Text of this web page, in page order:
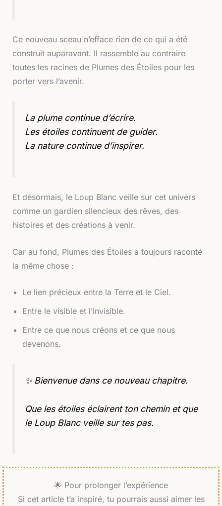
Ce nouveau sceau n’efface rien de ce qui a été
construit auparavant. Il rassemble au contraire
toutes les racines de Plumes des Étoiles pour les
porter vers l’avenir.
La plume continue d’écrire.
Les étoiles continuent de guider.
La nature continue d’inspirer.
Et désormais, le Loup Blanc veille sur cet univers
comme un gardien silencieux des rêves, des
histoires et des créations à venir.
Car au fond, Plumes des Étoiles a toujours raconté
la même chose :
Le lien précieux entre la Terre et le Ciel.
Entre le visible et l’invisible.
Entre ce que nous créons et ce que nous
devenons.
✨ Bienvenue dans ce nouveau chapitre.
Que les étoiles éclairent ton chemin et que
le Loup Blanc veille sur tes pas.
🌟 Pour prolonger l’expérience
Si cet article t’a inspiré, tu pourrais aussi aimer les